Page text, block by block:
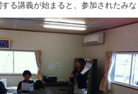
る講義が始まると、参加されたみ